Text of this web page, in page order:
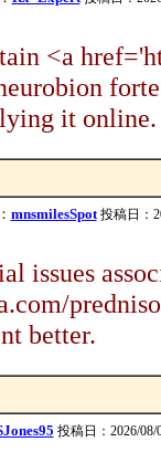
<a
it online.
mnsmilesSpot 投稿日：
issues
better.
投稿日：2026/08/